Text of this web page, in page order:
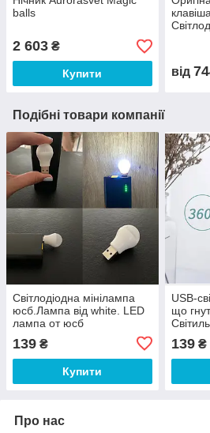
balls
2 603 ₴
Купити від
Подібні товари компанії
Світлодіодна мінілампа
юсб.Лампа від white. LED
лампа от юсб
139 ₴
Купити
USB-
що
139₴
Про нас